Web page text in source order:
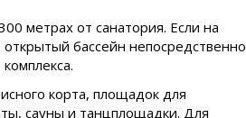
метрах от санатория. Если на
бассейн непосредственно
корта, площадок для
сауны и танцплощадки. Для